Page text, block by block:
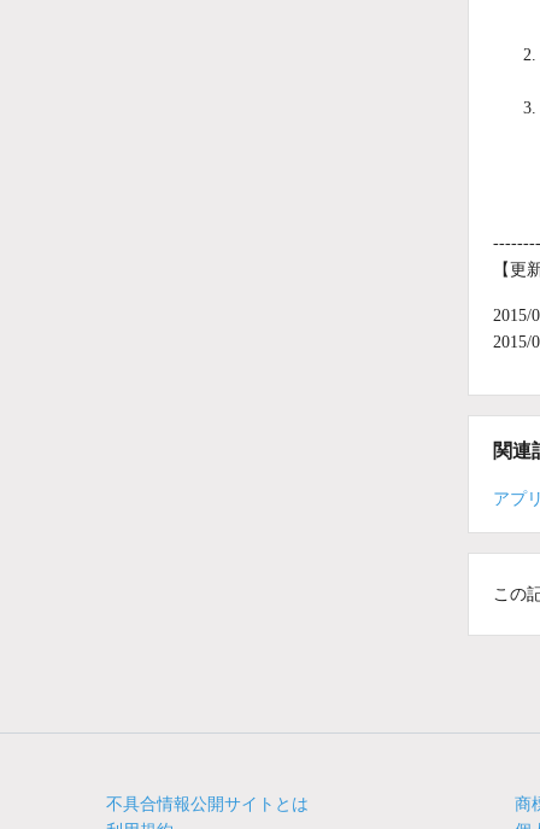
【更
2015/
2015/
関連
アプ
この
不具合情報公開サイトとは
商